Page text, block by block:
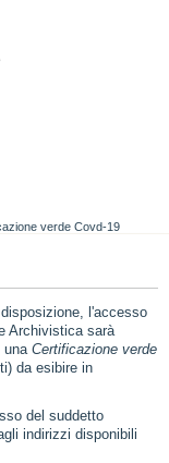
verde Covd-19
l'accesso
Archivistica sarà
una Certificazione verde
da esibire in
del suddetto
indirizzi disponibili